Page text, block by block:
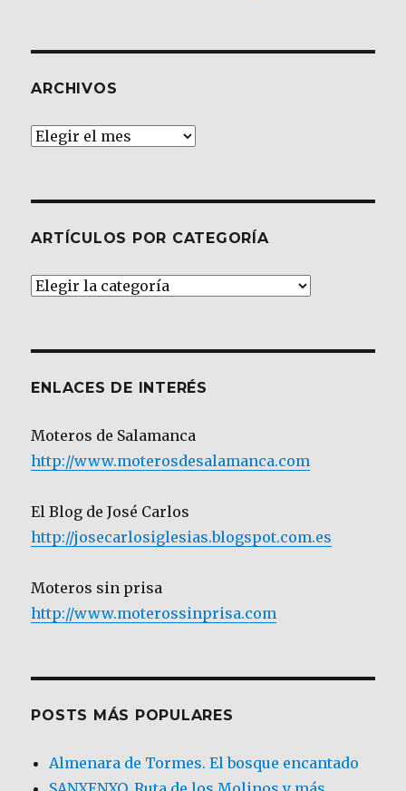
ARCHIVOS
Archivos
ARTÍCULOS POR CATEGORÍA
Artículos
ENLACES DE INTERÉS
Moteros de Salamanca
http://www.moterosdesalamanca.com
El Blog de José Carlos
http://josecarlosiglesias.blogspot.com.es
Moteros sin prisa
http://www.moterossinprisa.com
POSTS MÁS POPULARES
Almenara de Tormes. El bosque encantado